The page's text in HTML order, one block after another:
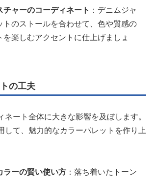
チャーのコーディネート ：デニムジャ
トのストールを合わせて、色や質感の
を楽しむアクセントに仕上げましょ
の工夫
ネート全体に大きな影響を及ぼします。
して、魅力的なカラーパレットを作り上
ラーの賢い使い方 ：落ち着いたトーン